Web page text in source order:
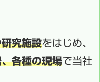
究施設をはじめ、
各種の現場で当社